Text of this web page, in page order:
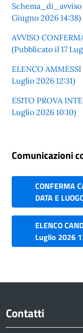
Giugno 2026 14:38)
AVVISO
(Pubblicato il 17
ELENCO
Luglio 2026 12:31)
ESITO PROVA
Luglio 2026 10:10)
Comunicazioni
CONFERMA
DATA E
ELENCO
Luglio 2026
Contatti